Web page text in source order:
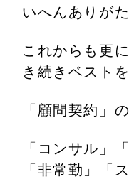
いへんありが
これからも更
き続きベスト
「顧問契約」
「コンサル」
「非常勤」「